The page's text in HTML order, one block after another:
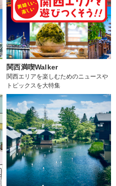
関西満喫Walker
関西エリアを楽しむためのニュースや
トピックスを大特集